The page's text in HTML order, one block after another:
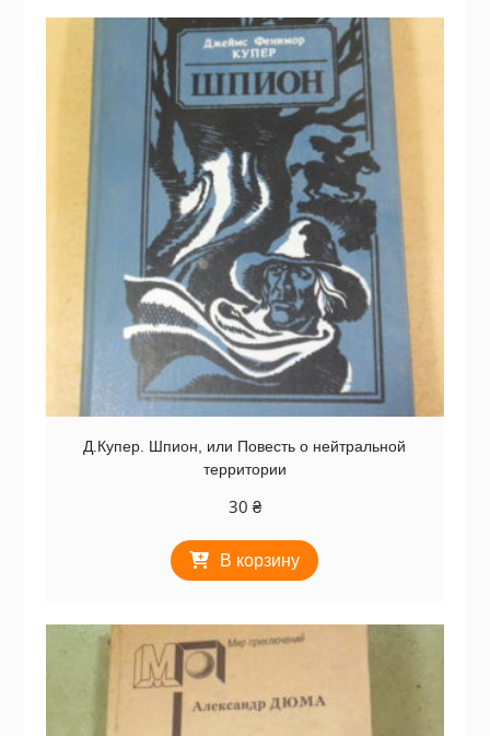
Д.Купер. Шпион, или Повесть о нейтральной
территории
30 ₴
В корзину